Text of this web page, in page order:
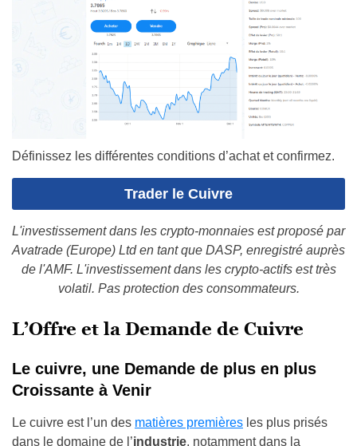
Définissez les différentes conditions d’achat et confirmez.
Trader le Cuivre
L'investissement dans les crypto-monnaies est proposé par
Avatrade (Europe) Ltd en tant que DASP, enregistré auprès
de l'AMF. L'investissement dans les crypto-actifs est très
volatil. Pas protection des consommateurs.
L’Offre et la Demande de Cuivre
Le cuivre, une Demande de plus en plus
Croissante à Venir
Le cuivre est l’un des matières premières les plus prisés
dans le domaine de l’industrie, notamment dans la